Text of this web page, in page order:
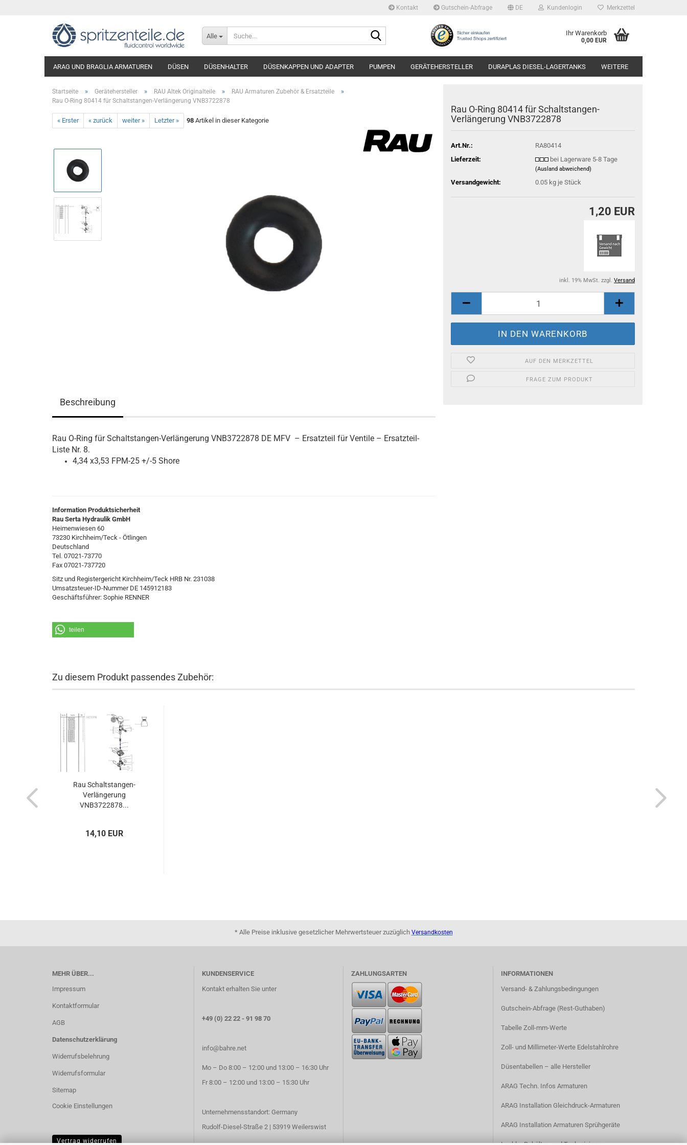
Kontakt Gutschein-Abfrage DE Kundenlogin Merkzettel
Alle Ihr Warenkorb
0,00 EUR
ARAG UND BRAGLIA ARMATUREN DÜSEN DÜSENHALTER DÜSENKAPPEN UND ADAPTER PUMPEN GERÄTEHERSTELLER DURAPLAS DIESEL-LAGERTANKS WEITERE
Startseite » Gerätehersteller » RAU Altek Originalteile » RAU Armaturen Zubehör & Ersatzteile »
Rau O-Ring 80414 für Schaltstangen-Verlängerung VNB3722878
« Erster « zurück weiter » Letzter » 98 Artikel in dieser Kategorie
Rau O-Ring 80414 für Schaltstangen-
Verlängerung VNB3722878
Art.Nr.:
RA80414
Lieferzeit:
bei Lagerware 5-8 Tage
(Ausland abweichend)
Versandgewicht: 0.05 kg je Stück
1,20 EUR
inkl. 19% MwSt. zzgl. Versand
AUF DEN MERKZETTEL
FRAGE ZUM PRODUKT
Beschreibung
Rau O-Ring für Schaltstangen-Verlängerung VNB3722878 DE MFV – Ersatzteil für Ventile – Ersatzteil-
Liste Nr. 8.
4,34 x3,53 FPM-25 +/-5 Shore
Information Produktsicherheit
Rau Serta Hydraulik GmbH
Heimenwiesen 60
73230 Kirchheim/Teck - Ötlingen
Deutschland
Tel. 07021-73770
Fax 07021-737720
Sitz und Registergericht Kirchheim/Teck HRB Nr. 231038
Umsatzsteuer-ID-Nummer DE 145912183
Geschäftsführer: Sophie RENNER
teilen
Zu diesem Produkt passendes Zubehör:
Rau Schaltstangen-
Verlängerung
VNB3722878...
14,10 EUR
* Alle Preise inklusive gesetzlicher Mehrwertsteuer zuzüglich Versandkosten
MEHR ÜBER...
Impressum
Kontaktformular
AGB
Datenschutzerklärung
Widerrufsbelehrung
Widerrufsformular
Sitemap
Cookie Einstellungen
KUNDENSERVICE
Kontakt erhalten Sie unter
+49 (0) 22 22 - 91 98 70
info@bahre.net
Mo – Do 8:00 – 12:00 und 13:00 – 16:30 Uhr
Fr 8:00 – 12:00 und 13:00 – 15:30 Uhr
Unternehmensstandort: Germany
Rudolf-Diesel-Straße 2 | 53919 Weilerswist
ZAHLUNGSARTEN
INFORMATIONEN
Versand- & Zahlungsbedingungen​
Gutschein-Abfrage (Rest-Guthaben)
Tabelle Zoll-mm-Werte
Zoll- und Millimeter-Werte Edelstahlrohre
Düsentabellen – alle Hersteller
ARAG Techn. Infos Armaturen
ARAG Installation Gleichdruck-Armaturen
ARAG Installation Armaturen Sprühgeräte
Vertrag widerrufen